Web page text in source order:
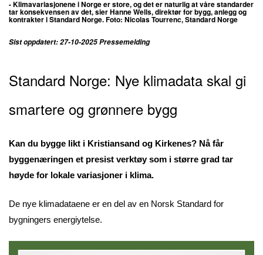
- Klimavariasjonene i Norge er store, og det er naturlig at våre standarder
tar konsekvensen av det, sier Hanne Wells, direktør for bygg, anlegg og
kontrakter i Standard Norge. Foto: Nicolas Tourrenc, Standard Norge
Sist oppdatert: 27-10-2025 Pressemelding
Standard Norge: Nye klimadata skal gi
smartere og grønnere bygg
Kan du bygge likt i Kristiansand og Kirkenes? Nå får
byggenæringen et presist verktøy som i større grad tar
høyde for lokale variasjoner i klima.
De nye klimadataene er en del av en Norsk Standard for
bygningers energiytelse.